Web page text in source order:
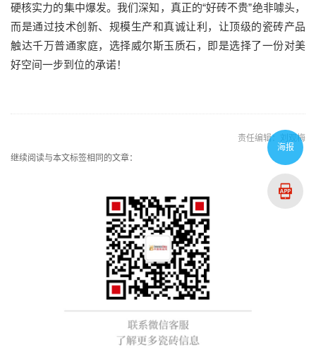
硬核实力的集中爆发。我们深知，真正的“好砖不贵”绝非噱头，
而是通过技术创新、规模生产和真诚让利，让顶级的瓷砖产品
触达千万普通家庭，选择威尔斯玉质石，即是选择了一份对美
好空间一步到位的承诺！
责任编辑：刘观梅
继续阅读与本文标签相同的文章：
海报